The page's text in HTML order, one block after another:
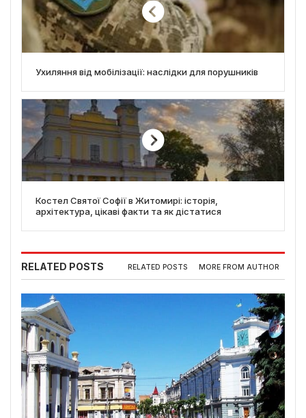
Ухиляння від мобілізації: наслідки для порушників
Костел Святої Софії в Житомирі: історія,
архітектура, цікаві факти та як дістатися
RELATED POSTS RELATED POSTS MORE FROM AUTHOR